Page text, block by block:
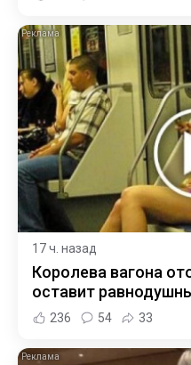
17 ч. назад
Королева вагона
оставит
236 54 33